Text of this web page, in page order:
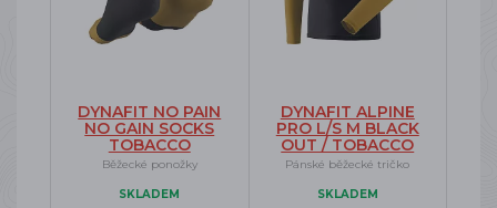
DYNAFIT NO PAIN
NO GAIN SOCKS
TOBACCO
Běžecké ponožky
SKLADEM
DYNAFIT ALPINE
PRO L/S M BLACK
OUT / TOBACCO
Pánské běžecké tričko
SKLADEM